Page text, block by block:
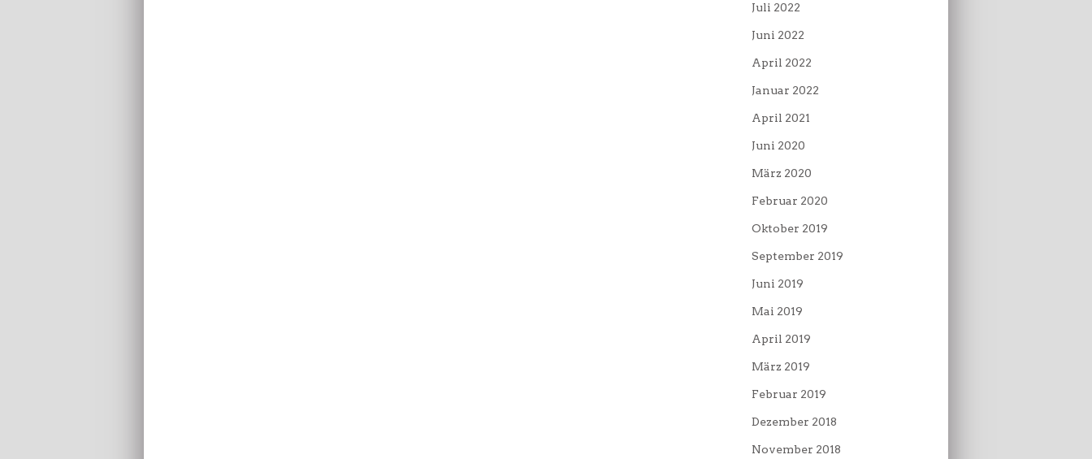
Juli 2022
Juni 2022
April 2022
Januar 2022
April 2021
Juni 2020
März 2020
Februar 2020
Oktober 2019
September 2019
Juni 2019
Mai 2019
April 2019
März 2019
Februar 2019
Dezember 2018
November 2018